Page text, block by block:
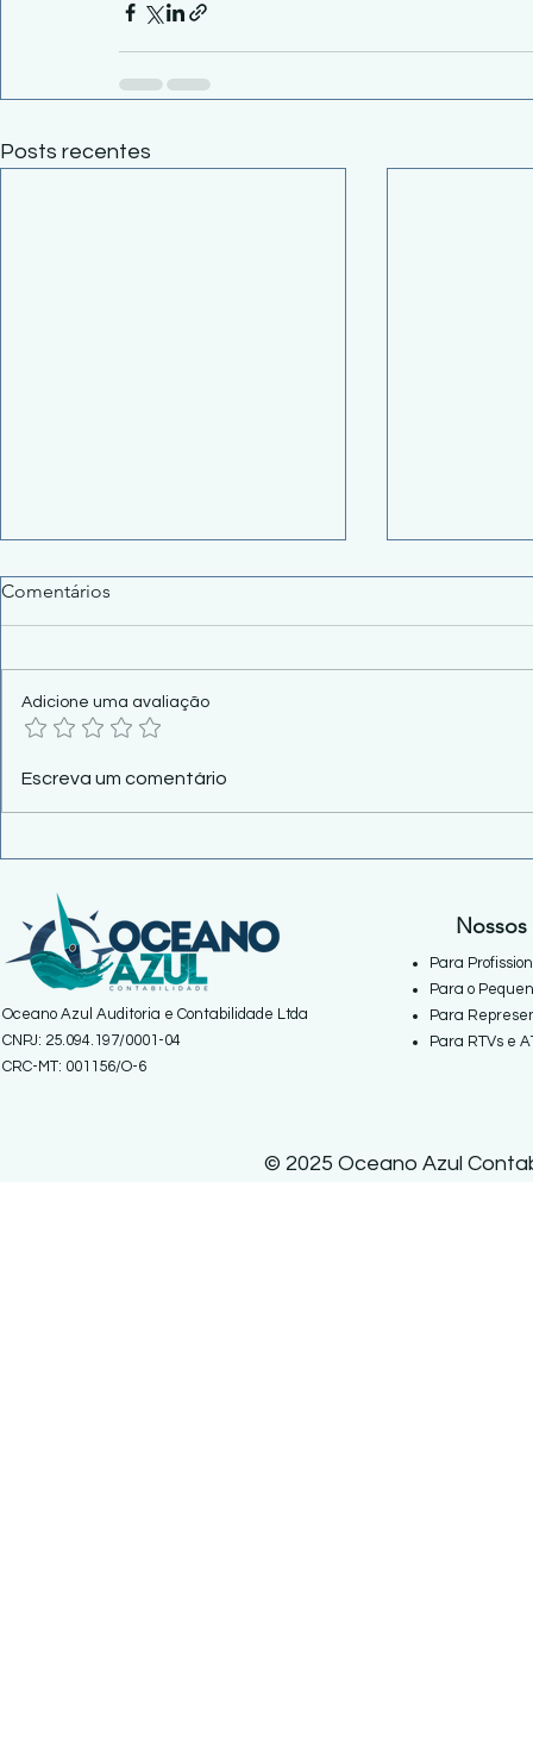
Posts recentes
Cosit 61/2026 reforma
Comentários
Adicione uma avaliação
Escreva um comentário
Oceano Azul Auditoria e Contabilidade Ltda
CNPJ: 25.094.197/0001-04
CRC-MT: 001156/O-6
Para
Para o
Para
Para RTVs e
© 2025 Oceano Azul